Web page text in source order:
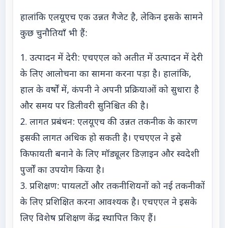
हालांकि एलयूएच एक उन्नत गैजेट है, लेकिन इसके सामने
कुछ चुनौतियाँ भी हैं:
1. उत्पादन में देरी: एचएएल को अतीत में उत्पादन में देरी
के लिए आलोचना का सामना करना पड़ा है। हालांकि,
हाल के वर्षों में, कंपनी ने अपनी प्रक्रियाओं को सुधारा है
और समय पर डिलीवरी सुनिश्चित की है।
2. लागत प्रबंधन: एलयूएच की उन्नत तकनीक के कारण
इसकी लागत अधिक हो सकती है। एचएएल ने इसे
किफायती बनाने के लिए मॉड्यूलर डिज़ाइन और स्वदेशी
पुर्जों का उपयोग किया है।
3. प्रशिक्षण: पायलटों और तकनीशियनों को नई तकनीकों
के लिए प्रशिक्षित करना आवश्यक है। एचएएल ने इसके
लिए विशेष प्रशिक्षण केंद्र स्थापित किए हैं।